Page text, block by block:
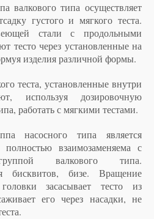
валкового типа осуществляет
густого и мягкого теста.
стали с продольными
тесто через установленные на
изделия различной формы.
теста, установленные внутри
используя дозировочную
работать с мягкими тестами.
насосного типа является
взаимозаменяема с
валкового типа.
бисквитов, бизе. Вращение
засасывает тесто из
его через насадки, не